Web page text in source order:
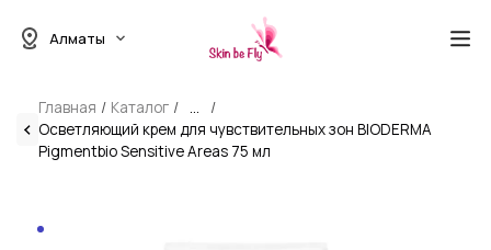
Алматы
Главная Каталог
...
Осветляющий крем для чувствительных зон BIODERMA
Pigmentbio Sensitive Areas 75 мл